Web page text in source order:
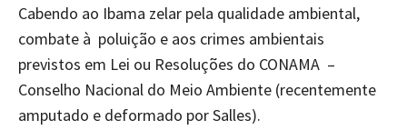
Cabendo ao Ibama zelar pela qualidade ambiental,
combate à poluição e aos crimes ambientais
previstos em Lei ou Resoluções do CONAMA –
Conselho Nacional do Meio Ambiente (recentemente
amputado e deformado por Salles).